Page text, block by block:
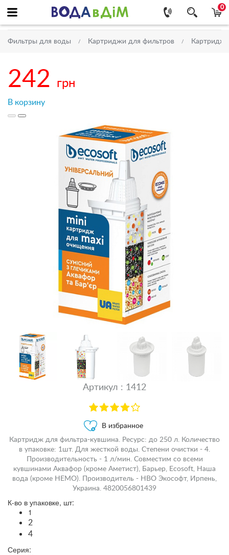
0
Фильтры для воды Картриджи для фильтров
242 грн
В корзину
Артикул : 1412
В избранное
Картридж для фильтра-кувшина. Ресурс: до 250 л. Количество
в упаковке: 1шт. Для жесткой воды. Степени очистки - 4.
Производительность - 1 л/мин. Совместим со всеми
кувшинами Аквафор (кроме Аметист), Барьер, Ecosoft, Наша
вода (кроме НЕМО). Производитель - НВО Экософт, Ирпень,
Украина. 4820056801439
К-во в упаковке, шт:
1
2
4
Серия: